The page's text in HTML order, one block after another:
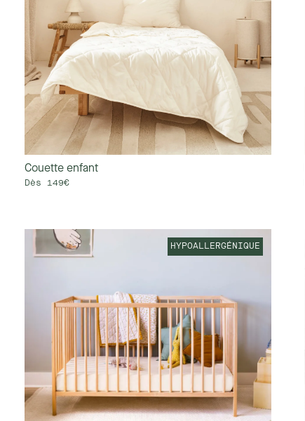
Couette enfant
Dès 149€
HYPOALLERGÉNIQUE